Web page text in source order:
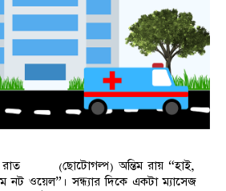
রাত (ছোটোগল্প) অন্তিম রায় “হাই,
ওয়েল”। সন্ধ্যার দিকে একটা ম্যাসেজ